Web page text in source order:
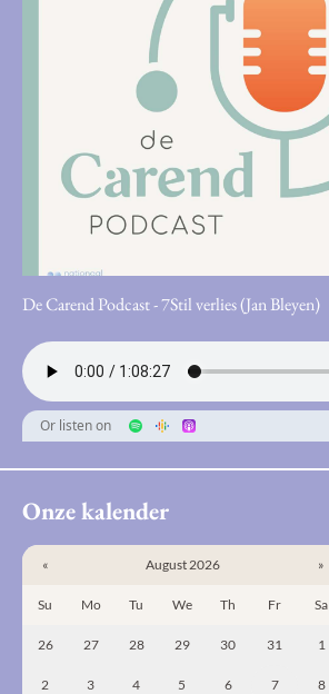
De Carend Podcast - 7Stil verlies (Jan Bleyen)
Or listen on
Onze kalender
« August 2026 »
Su Mo Tu We Th Fr Sa
26 27 28 29 30 31 1
2 3 4 5 6 7 8